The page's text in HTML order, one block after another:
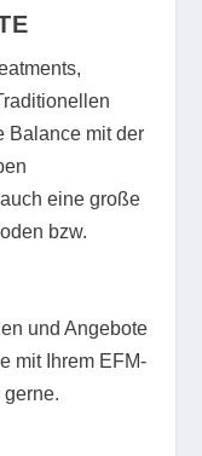
Balance mit der
eine große
bzw.
und Angebote
mit Ihrem EFM-